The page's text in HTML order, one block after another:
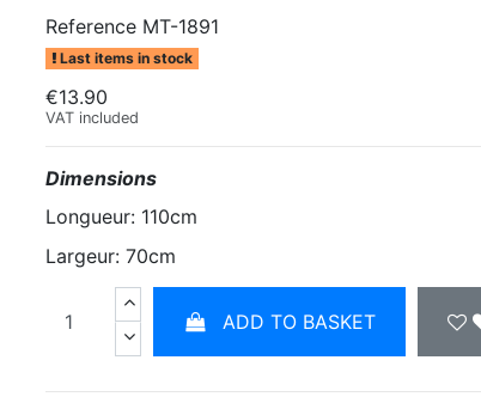
Reference MT-1891
Last items in stock
€13.90
VAT included
Dimensions
Longueur: 110cm
Largeur: 70cm
ADD TO BASKET